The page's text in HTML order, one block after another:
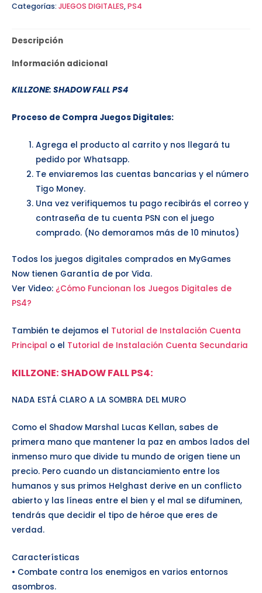
Categorías: JUEGOS DIGITALES,PS4
Descripción
Información adicional
KILLZONE: SHADOW FALL PS4
Proceso de Compra Juegos Digitales:
Agrega el producto al carrito y nos llegará tu
pedido por Whatsapp.
Te enviaremos las cuentas bancarias y el número
Tigo Money.
Una vez verifiquemos tu pago recibirás el correo y
contraseña de tu cuenta PSN con el juego
comprado. (No demoramos más de 10 minutos)
Todos los juegos digitales comprados en MyGames
Now tienen Garantía de por Vida.
Ver Video: ¿Cómo Funcionan los Juegos Digitales de
PS4?
También te dejamos el Tutorial de Instalación Cuenta
Principal o el Tutorial de Instalación Cuenta Secundaria
KILLZONE: SHADOW FALL PS4:
NADA ESTÁ CLARO A LA SOMBRA DEL MURO
Como el Shadow Marshal Lucas Kellan, sabes de
primera mano que mantener la paz en ambos lados del
inmenso muro que divide tu mundo de origen tiene un
precio. Pero cuando un distanciamiento entre los
humanos y sus primos Helghast derive en un conflicto
abierto y las líneas entre el bien y el mal se difuminen,
tendrás que decidir el tipo de héroe que eres de
verdad.
Características
• Combate contra los enemigos en varios entornos
asombros.